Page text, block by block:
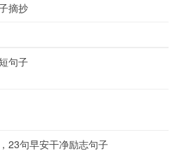
摘抄
句子
23句早安干净励志句子